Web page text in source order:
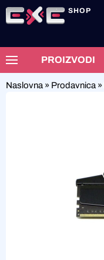
SHOP
PROIZVODI
Naslovna » Prodavnica »